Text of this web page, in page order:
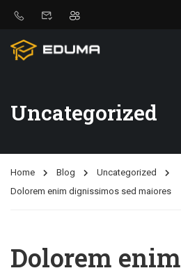
Uncategorized
Home Blog
Uncategorized
Dolorem enim dignissimos sed maiores
Dolorem enim